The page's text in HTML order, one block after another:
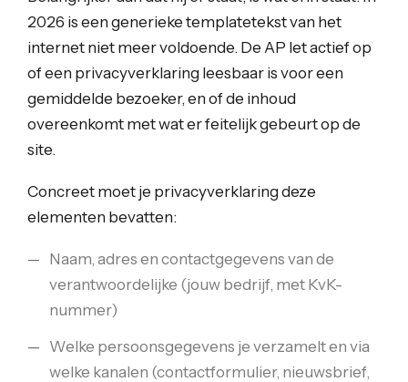
2026 is een generieke templatetekst van het
internet niet meer voldoende. De AP let actief op
of een privacyverklaring leesbaar is voor een
gemiddelde bezoeker, en of de inhoud
overeenkomt met wat er feitelijk gebeurt op de
site.
Concreet moet je privacyverklaring deze
elementen bevatten:
Naam, adres en contactgegevens van de
verantwoordelijke (jouw bedrijf, met KvK-
nummer)
Welke persoonsgegevens je verzamelt en via
welke kanalen (contactformulier, nieuwsbrief,